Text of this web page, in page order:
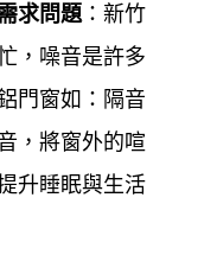
便│ 打造優質窗的
施工之實務經驗，
用心、高品質、誠
細節都細心與客戶
求問題 ：新竹
，噪音是許多
門窗如：隔音
，將窗外的喧
升睡眠與生活